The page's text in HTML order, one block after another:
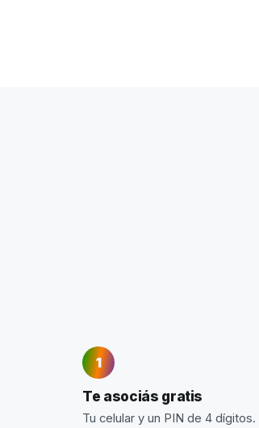
Te asociás gratis
Tu celular y un PIN de 4 dígitos.